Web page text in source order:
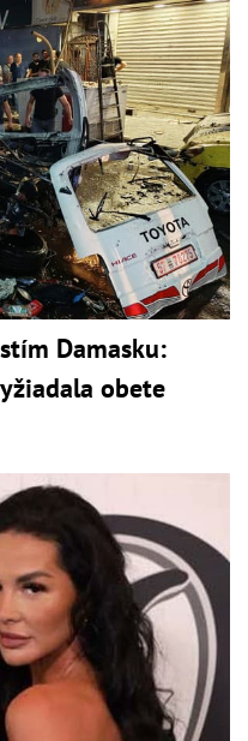
Damasku:
obete